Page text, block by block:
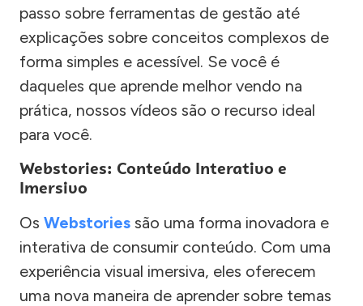
passo sobre ferramentas de gestão até
explicações sobre conceitos complexos de
forma simples e acessível. Se você é
daqueles que aprende melhor vendo na
prática, nossos vídeos são o recurso ideal
para você.
Webstories: Conteúdo Interativo e
Imersivo
Os Webstories são uma forma inovadora e
interativa de consumir conteúdo. Com uma
experiência visual imersiva, eles oferecem
uma nova maneira de aprender sobre temas